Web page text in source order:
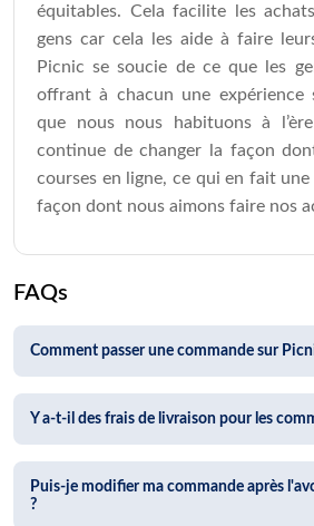
équitables. Cela facilite les
gens car cela les aide à faire
Picnic se soucie de ce que les
offrant à chacun une expérience
que nous nous habituons à
continue de changer la façon
courses en ligne, ce qui en fait
façon dont nous aimons faire nos
FAQs
Comment passer une commande sur
Y a-t-il des frais de livraison pour les
Puis-je modifier ma commande après
?